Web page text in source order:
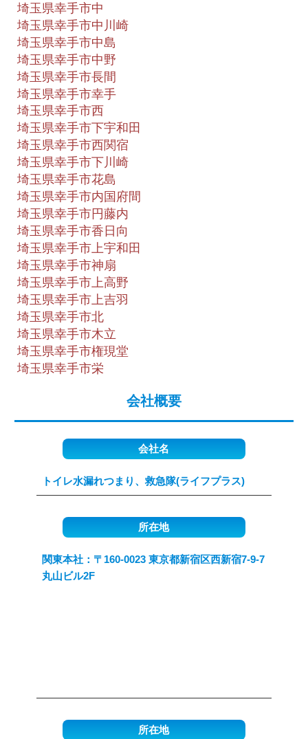
埼玉県幸手市中
埼玉県幸手市中川崎
埼玉県幸手市中島
埼玉県幸手市中野
埼玉県幸手市長間
埼玉県幸手市幸手
埼玉県幸手市西
埼玉県幸手市下宇和田
埼玉県幸手市西関宿
埼玉県幸手市下川崎
埼玉県幸手市花島
埼玉県幸手市内国府間
埼玉県幸手市円藤内
埼玉県幸手市香日向
埼玉県幸手市上宇和田
埼玉県幸手市神扇
埼玉県幸手市上高野
埼玉県幸手市上吉羽
埼玉県幸手市北
埼玉県幸手市木立
埼玉県幸手市権現堂
埼玉県幸手市栄
会社概要
会社名
トイレ水漏れつまり、救急隊(ライフプラス)
所在地
関東本社：〒160-0023 東京都新宿区西新宿7-9-7
丸山ビル2F
所在地